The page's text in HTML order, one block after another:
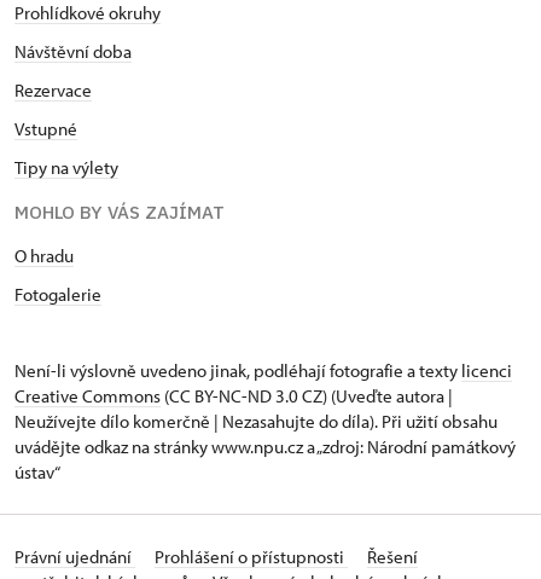
Prohlídkové okruhy
Návštěvní doba
Rezervace
Vstupné
Tipy na výlety
MOHLO BY VÁS ZAJÍMAT
O hradu
Fotogalerie
Není-li výslovně uvedeno jinak, podléhají fotografie a texty licenci
Creative Commons (CC BY-NC-ND 3.0 CZ) (Uveďte autora |
Neužívejte dílo komerčně | Nezasahujte do díla). Při užití obsahu
uvádějte odkaz na stránky www.npu.cz a „zdroj: Národní památkový
ústav“
Právní ujednání Prohlášení o přístupnosti
Řešení